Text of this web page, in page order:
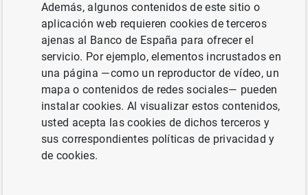
INSTITUCIONES FINANCIERAS, BANCOS
CRÉDITO
SOCIEDADES NO FINANCIERAS, EMPRESAS
Documento completo
Además, algunos contenidos de este sitio o
aplicación web requieren cookies de terceros
ajenas al Banco de España para ofrecer el
servicio. Por ejemplo, elementos incrustados en
una página —como un reproductor de vídeo, un
mapa o contenidos de redes sociales— pueden
instalar cookies. Al visualizar estos contenidos,
usted acepta las cookies de dichos terceros y
sus correspondientes políticas de privacidad y
de cookies.